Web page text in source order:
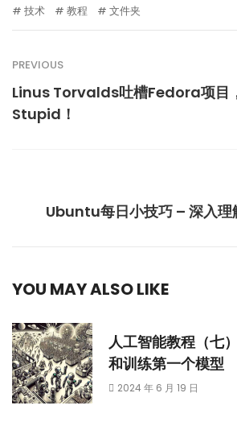
技术
教程 文件夹
PREVIOUS
Linus Torvalds吐槽Fedora项目
Stupid！
Ubuntu每日小技巧 – 深入理
YOU MAY ALSO LIKE
人工智能教程（
和训练第一个模型
2024 年 6 月 19 日